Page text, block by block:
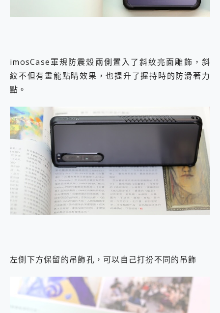
imosCase軍規防震殼兩側置入了斜紋亮面雕飾，斜
紋不但有畫龍點睛效果，也提升了握持時的防滑著力
點。
左側下方保留的吊飾孔，可以自己打扮不同的吊飾